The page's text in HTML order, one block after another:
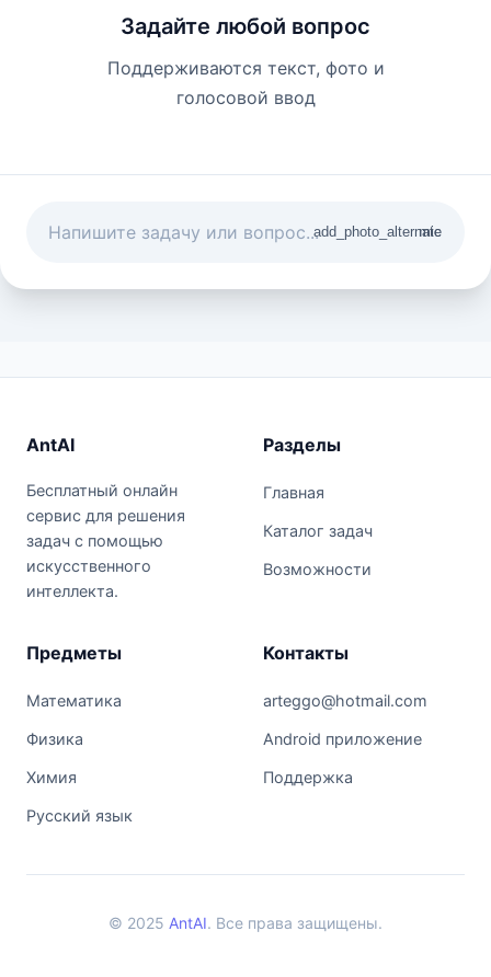
Задайте любой вопрос
Поддерживаются текст, фото и
голосовой ввод
add_photo_alternate
mic
AntAI
Бесплатный онлайн
сервис для решения
задач с помощью
искусственного
интеллекта.
Разделы
Главная
Каталог задач
Возможности
Предметы
Математика
Физика
Химия
Русский язык
Контакты
arteggo@hotmail.com
Android приложение
Поддержка
© 2025 AntAI. Все права защищены.